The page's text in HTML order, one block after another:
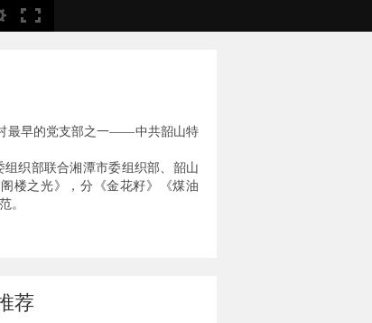
最早的党支部之一——中共韶山特
织部联合湘潭市委组织部、韶山
楼之光》，分《金花籽》《煤油
。
荐